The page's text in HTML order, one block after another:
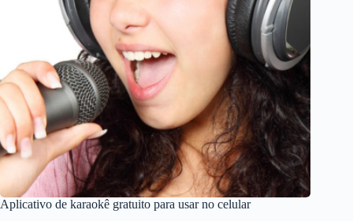
Aplicativo de karaokê gratuito para usar no celular